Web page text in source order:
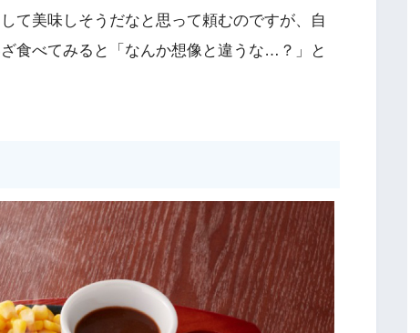
て美味しそうだなと思って頼むのですが、自
食べてみると「なんか想像と違うな…？」と